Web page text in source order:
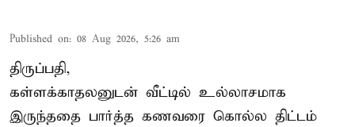
Published on: 08 Aug 2026, 5:26 am
திருப்பதி,
கள்ளக்காதலனுடன் வீட்டில் உல்லாசமாக
இருந்ததை பார்த்த கணவரை கொல்ல திட்டம்